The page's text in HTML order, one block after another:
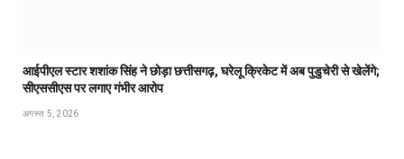
आईपीएल स्टार शशांक सिंह ने छोड़ा छत्तीसगढ़, घरेलू क्रिकेट में अब पुडुचेरी से खेलेंगे;
सीएससीएस पर लगाए गंभीर आरोप
अगस्त 5, 2026